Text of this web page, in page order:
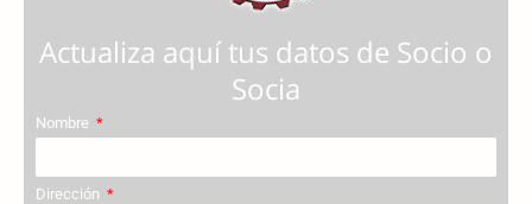
Actualiza aquí tus datos de Socio o
Socia
Nombre
Dirección